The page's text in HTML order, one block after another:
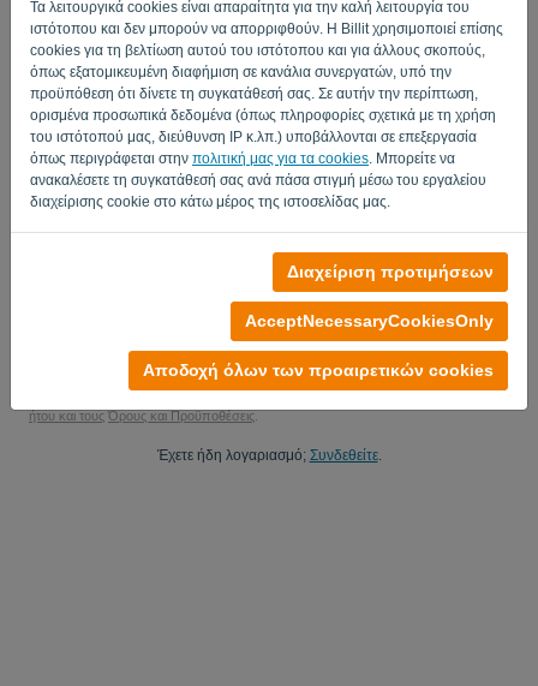
Τα λειτουργικά cookies είναι απαραίτητα για την καλή λειτουργία του
ιστότοπου και δεν μπορούν να απορριφθούν. Η Billit χρησιμοποιεί επίσης
cookies για τη βελτίωση αυτού του ιστότοπου και για άλλους σκοπούς,
όπως εξατομικευμένη διαφήμιση σε κανάλια συνεργατών, υπό την
προϋπόθεση ότι δίνετε τη συγκατάθεσή σας. Σε αυτήν την περίπτωση,
ορισμένα προσωπικά δεδομένα (όπως πληροφορίες σχετικά με τη χρήση
του ιστότοπού μας, διεύθυνση IP κ.λπ.) υποβάλλονται σε επεξεργασία
όπως περιγράφεται στην πολιτική μας για τα cookies . Μπορείτε να
ανακαλέσετε τη συγκατάθεσή σας ανά πάσα στιγμή μέσω του εργαλείου
διαχείρισης cookie στο κάτω μέρος της ιστοσελίδας μας.
Διαχείριση προτιμήσεων
AcceptNecessaryCookiesOnly
Αποδοχή όλων των προαιρετικών cookies
Χώρα
Ναι, μπορείτε να μου στείλετε ενημερώσεις προϊόντων..
ContactMeForMarketingUpdates.
Ξεκινήστε τη δωρεάν δοκιμή σας
You are under no obligation! 100% non-binding
Your data is 100% secure
ήτου και τους Όρους και Προϋποθέσεις.
Έχετε ήδη λογαριασμό; Συνδεθείτε.